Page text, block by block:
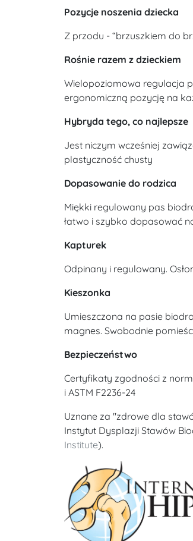
Pozycje noszenia dziecka
Z przodu - “brzuszkiem do
Rośnie razem z dzieckiem
Wielopoziomowa regulacja
ergonomiczną pozycję na
Hybryda tego, co najlepsze
Jest niczym wcześniej
plastyczność chusty
Dopasowanie do rodzica
Miękki regulowany pas
łatwo i szybko dopasować
Kapturek
Odpinany i regulowany.
Kieszonka
Umieszczona na pasie
magnes. Swobodnie
Bezpieczeństwo
Certyfikaty zgodności z
i ASTM F2236-24
Uznane za "zdrowe dla
Instytut Dysplazji Stawów
Institute).